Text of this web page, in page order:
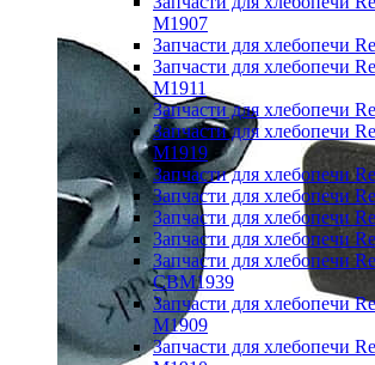
M1907
Запчасти для хлебопечи
Запчасти для хлебопечи
M1911
Запчасти для хлебопечи
Запчасти для хлебопечи
M1919
Запчасти для хлебопечи
Запчасти для хлебопечи
Запчасти для хлебопечи
Запчасти для хлебопечи
Запчасти для хлебопечи
CBM1939
Запчасти для хлебопечи
M1909
Запчасти для хлебопечи